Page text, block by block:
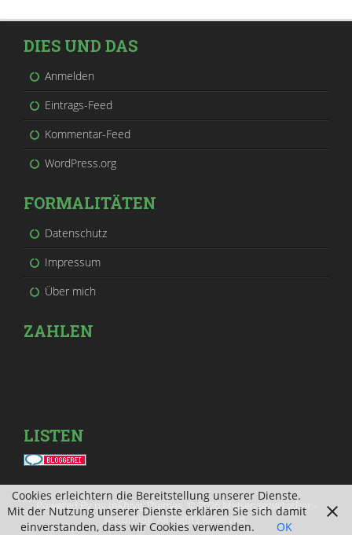
DIES UND DAS
Anmelden
Eintrags-Feed
Kommentar-Feed
WordPress.org
FORMALITÄTEN
Datenschutz
Impressum
Über mich
ZAHLEN
LISTEN
Powered By by Inkhive Themes
. © 2026 Meisengezwitscher -
Naturblog. All Rights Reserved.
Cookies erleichtern die Bereitstellung unserer Dienste.
Mit der Nutzung unserer Dienste erklären Sie sich damit
einverstanden, dass wir Cookies verwenden.
OK